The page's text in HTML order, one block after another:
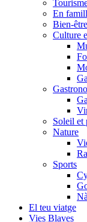
En
Bien-être
Culture
Soleil et
Nature
Sports
El teu viatge
Vies Blaves